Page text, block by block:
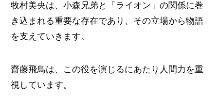
牧村美央は、小森兄弟と「ライオン」の関係に巻
き込まれる重要な存在であり、その立場から物語
を支えていきます。
齋藤飛鳥は、この役を演じるにあたり人間力を重
視しています。